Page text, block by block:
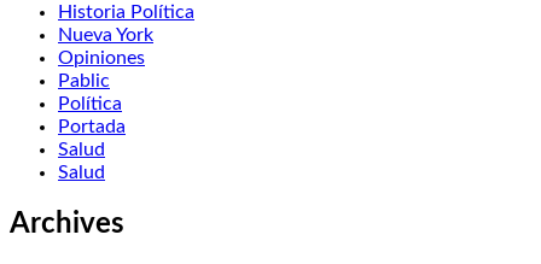
Historia Política
Nueva York
Opiniones
Pablic
Política
Portada
Salud
Salud
Archives